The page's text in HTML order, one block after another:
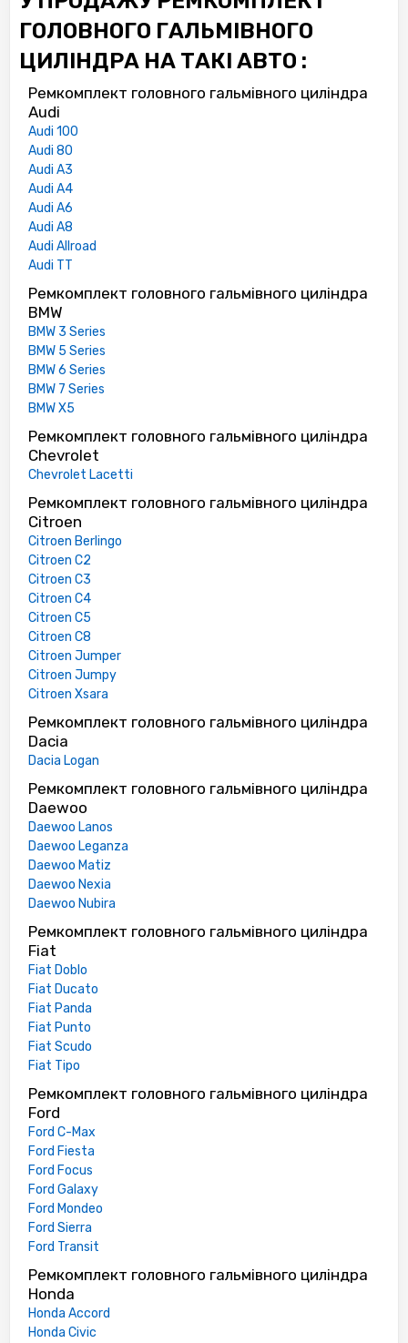
ГОЛОВНОГО ГАЛЬМІВНОГО
ЦИЛІНДРА НА ТАКІ АВТО :
Ремкомплект головного гальмівного циліндра
Audi
Audi 100
Audi 80
Audi A3
Audi A4
Audi A6
Audi A8
Audi Allroad
Audi TT
Ремкомплект головного гальмівного циліндра
BMW
BMW 3 Series
BMW 5 Series
BMW 6 Series
BMW 7 Series
BMW X5
Ремкомплект головного гальмівного циліндра
Chevrolet
Chevrolet Lacetti
Ремкомплект головного гальмівного циліндра
Citroen
Citroen Berlingo
Citroen C2
Citroen C3
Citroen C4
Citroen C5
Citroen C8
Citroen Jumper
Citroen Jumpy
Citroen Xsara
Ремкомплект головного гальмівного циліндра
Dacia
Dacia Logan
Ремкомплект головного гальмівного циліндра
Daewoo
Daewoo Lanos
Daewoo Leganza
Daewoo Matiz
Daewoo Nexia
Daewoo Nubira
Ремкомплект головного гальмівного циліндра
Fiat
Fiat Doblo
Fiat Ducato
Fiat Panda
Fiat Punto
Fiat Scudo
Fiat Tipo
Ремкомплект головного гальмівного циліндра
Ford
Ford C-Max
Ford Fiesta
Ford Focus
Ford Galaxy
Ford Mondeo
Ford Sierra
Ford Transit
Ремкомплект головного гальмівного циліндра
Honda
Honda Accord
Honda Civic